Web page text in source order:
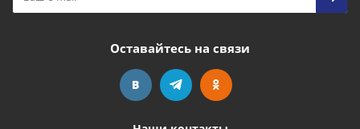
Оставайтесь на связи